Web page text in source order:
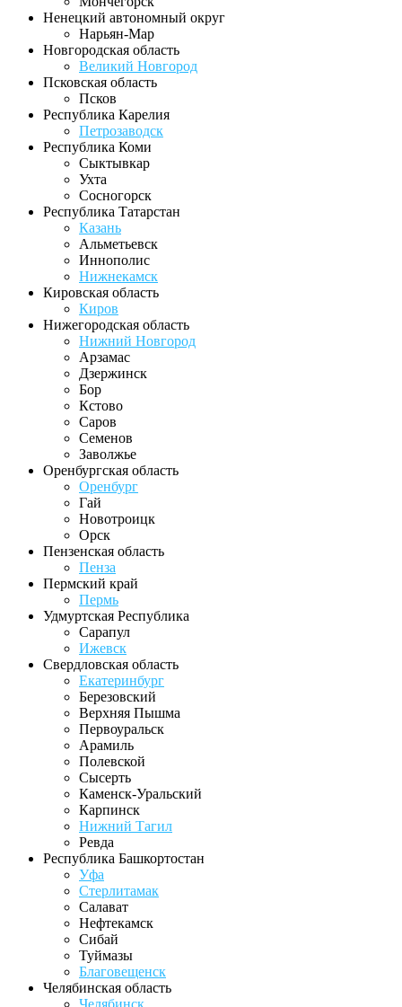
Ненецкий автономный округ
Нарьян-Мар
Новгородская область
Великий Новгород
Псковская область
Псков
Республика Карелия
Петрозаводск
Республика Коми
Сыктывкар
Ухта
Сосногорск
Республика Татарстан
Казань
Альметьевск
Иннополис
Нижнекамск
Кировская область
Киров
Нижегородская область
Нижний Новгород
Арзамас
Дзержинск
Бор
Кстово
Саров
Семенов
Заволжье
Оренбургская область
Оренбург
Гай
Новотроицк
Орск
Пензенская область
Пенза
Пермский край
Пермь
Удмуртская Республика
Сарапул
Ижевск
Свердловская область
Екатеринбург
Березовский
Верхняя Пышма
Первоуральск
Арамиль
Полевской
Сысерть
Каменск-Уральский
Карпинск
Нижний Тагил
Ревда
Республика Башкортостан
Уфа
Стерлитамак
Салават
Нефтекамск
Сибай
Туймазы
Благовещенск
Челябинская область